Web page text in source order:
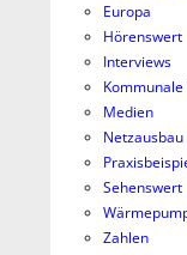
Europa
Hörenswert
Interviews
Medien
Netzausbau
Sehenswert
Zahlen